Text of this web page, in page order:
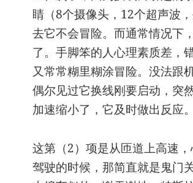
睛（8个摄像头，12个超声波
去它不会冒险。而通常情况下
了。手脚笨的人心理素质差，
又常常糊里糊涂冒险。没法跟
偶尔见过它换线刚要启动，突
加速缩小了，它及时做出反应。
这第（2）项是从匝道上高速
驾驶的时候，那简直就是鬼门